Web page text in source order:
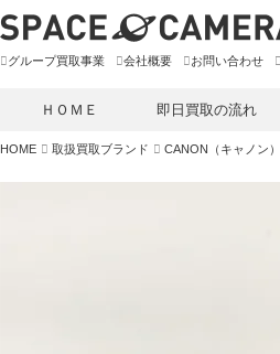
グループ買取事業 会社概要 お問い合わせ
ＨＯＭＥ 即日買取の流れ
HOME 取扱買取ブランド CANON（キャノン